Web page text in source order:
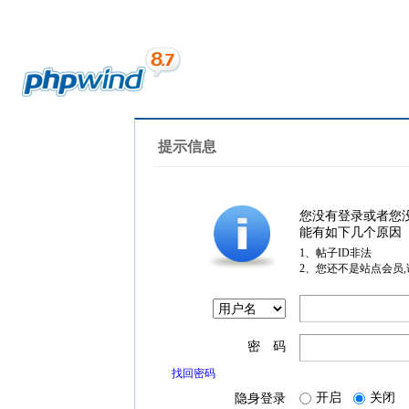
提示信息
您没有登录或者您
能有如下几个原因
1、帖子ID非法
2、您还不是站点会员
密 码
找回密码
隐身登录 开启 关闭